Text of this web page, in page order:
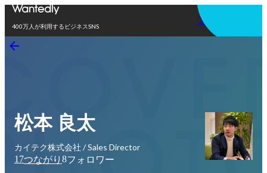
400万人が利用するビジネスSNS
アプリを使う
松本 良太
カイテク株式会社 / Sales Director
17つながり 8フォロワー